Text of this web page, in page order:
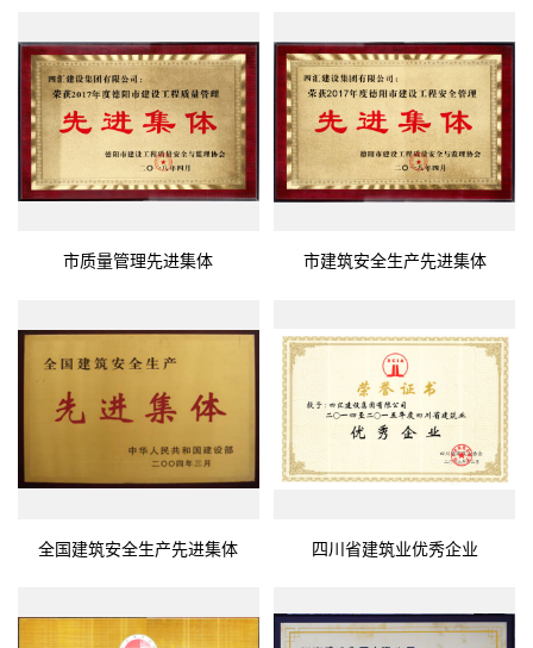
市质量管理先进集体 市建筑安全生产先进集体
全国建筑安全生产先进集体 四川省建筑业优秀企业